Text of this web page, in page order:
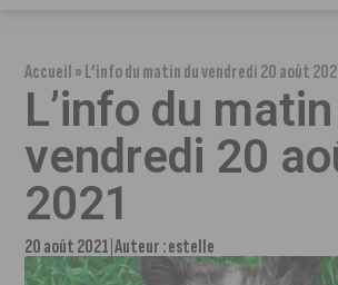
Accueil»L’info du matin du vendredi 20 août
L’info du
vendredi 20
2021
20 août 2021 Auteur :estelle